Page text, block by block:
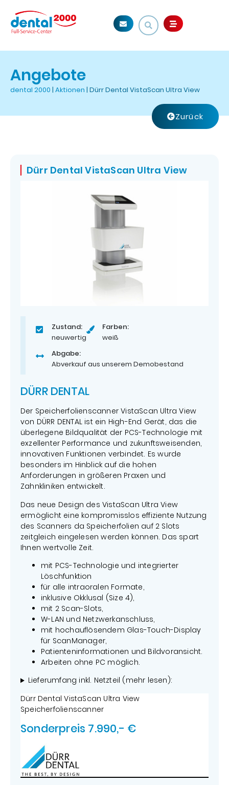
Angebote
dental 2000 | Aktionen | Dürr Dental VistaScan Ultra View
Zurück
Dürr Dental VistaScan Ultra View
Zustand:
neuwertig
Farben:
weiß
Abgabe:
Abverkauf aus unserem Demobestand
DÜRR DENTAL
Der Speicherfolienscanner VistaScan Ultra View
von DÜRR DENTAL ist ein High-End Gerät, das die
überlegene Bildqualität der PCS-Technologie mit
exzellenter Performance und zukunftsweisenden,
innovativen Funktionen verbindet. Es wurde
besonders im Hinblick auf die hohen
Anforderungen in größeren Praxen und
Zahnkliniken entwickelt.
Das neue Design des VistaScan Ultra View
ermöglicht eine kompromisslos effiziente Nutzung
des Scanners da Speicherfolien auf 2 Slots
zeitgleich eingelesen werden können. Das spart
Ihnen wertvolle Zeit.
mit PCS-Technologie und integrierter
Löschfunktion
für alle intraoralen Formate,
inklusive Okklusal (Size 4),
mit 2 Scan-Slots,
W-LAN und Netzwerkanschluss,
mit hochauflösendem Glas-Touch-Display
für ScanManager,
Patienteninformationen und Bildvoransicht.
Arbeiten ohne PC möglich.
Lieferumfang inkl. Netzteil (mehr lesen):
Dürr Dental VistaScan Ultra View
Speicherfolienscanner
Sonderpreis 7.990,- €